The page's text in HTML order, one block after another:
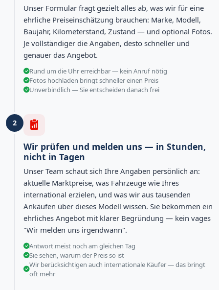
Unser Formular fragt gezielt alles ab, was wir für eine
ehrliche Preiseinschätzung brauchen: Marke, Modell,
Baujahr, Kilometerstand, Zustand — und optional Fotos.
Je vollständiger die Angaben, desto schneller und
genauer das Angebot.
Rund um die Uhr erreichbar — kein Anruf nötig
Fotos hochladen bringt schneller einen Preis
Unverbindlich — Sie entscheiden danach frei
2
Wir prüfen und melden uns — in Stunden,
nicht in Tagen
Unser Team schaut sich Ihre Angaben persönlich an:
aktuelle Marktpreise, was Fahrzeuge wie Ihres
international erzielen, und was wir aus tausenden
Ankäufen über dieses Modell wissen. Sie bekommen ein
ehrliches Angebot mit klarer Begründung — kein vages
"Wir melden uns irgendwann".
Antwort meist noch am gleichen Tag
Sie sehen, warum der Preis so ist
Wir berücksichtigen auch internationale Käufer — das bringt
oft mehr